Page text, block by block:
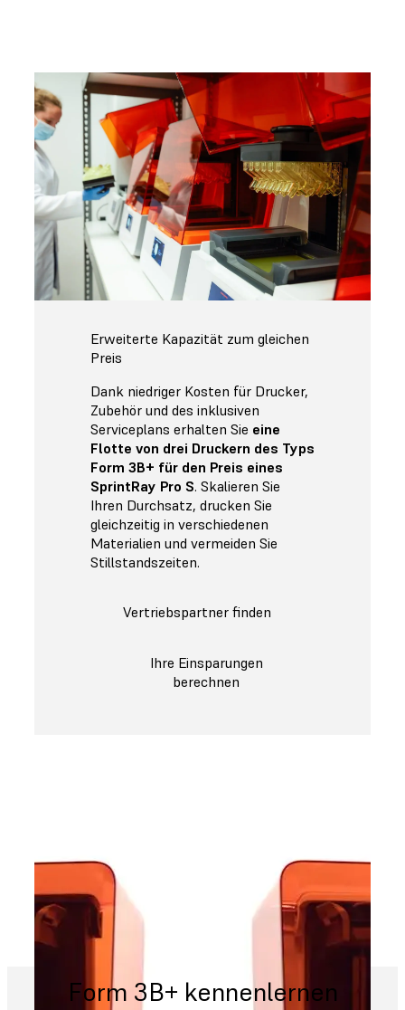
Erweiterte Kapazität zum gleichen
Preis
Dank niedriger Kosten für Drucker,
Zubehör und des inklusiven
Serviceplans erhalten Sie eine
Flotte von drei Druckern des Typs
Form 3B+ für den Preis eines
SprintRay Pro S. Skalieren Sie
Ihren Durchsatz, drucken Sie
gleichzeitig in verschiedenen
Materialien und vermeiden Sie
Stillstandszeiten.
Vertriebspartner finden
Ihre Einsparungen
berechnen
Form 3B+ kennenlernen